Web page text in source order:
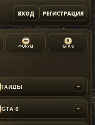
ВХОД РЕГИСТРАЦИЯ
☰
ФОРУМ
6
GTA 6
ГАЙДЫ ›
GTA 6 ›